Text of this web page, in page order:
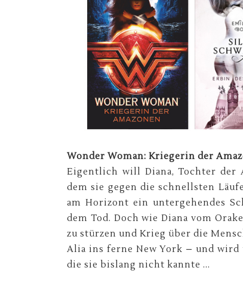
Wonder Woman: Kriegerin der
Eigentlich will Diana, Tochter der
dem sie gegen die schnellsten
am Horizont ein untergehendes
dem Tod. Doch wie Diana vom
zu stürzen und Krieg über die
Alia ins ferne New York – und
die sie bislang nicht kannte ...